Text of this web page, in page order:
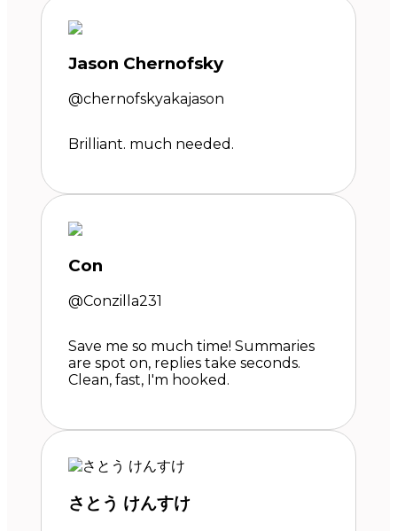
Jason Chernofsky
@chernofskyakajason
Brilliant. much needed.
Con
@Conzilla231
Save me so much time! Summaries
are spot on, replies take seconds.
Clean, fast, I'm hooked.
さとう けんすけ